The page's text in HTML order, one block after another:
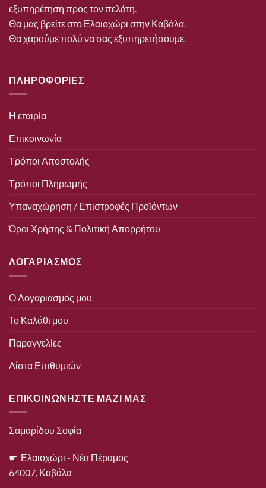
εξυπηρέτηση προς τον πελάτη.
Θα μας βρείτε στο Ελαιοχώρι στην Καβάλα.
Θα χαρούμε πολύ να σας εξυπηρετήσουμε.
ΠΛΗΡΟΦΟΡΙΕΣ
Η εταιρία
Επικοινωνία
Τρόποι Αποστολής
Τρόποι Πληρωμής
Υπαναχώρηση / Επιστροφές Προϊόντων
Όροι Χρήσης & Πολιτική Απορρήτου
ΛΟΓΑΡΙΑΣΜΟΣ
Ο Λογαριασμός μου
Το Καλάθι μου
Παραγγελίες
Λίστα Επιθυμιών
ΕΠΙΚΟΙΝΩΝΗΣΤΕ ΜΑΖΙ ΜΑΣ
Σαμαρίδου Σοφία
☛ Ελαιοχώρι - Νέα Πέραμος
64007, Καβάλα